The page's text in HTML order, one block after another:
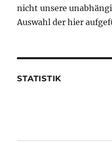
nicht unsere
Auswahl der hier
STATISTIK